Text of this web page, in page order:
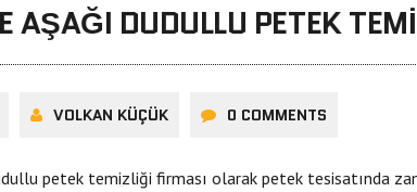
AŞAĞI DUDULLU PETEK
VOLKAN KÜÇÜK 0 COMMENTS
petek temizliği firması olarak petek tesisatında